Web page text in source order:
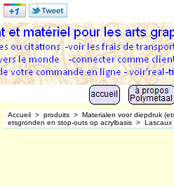
Accueil > produits > Materialen voor diepdruk
etsgronden en stop-outs op acrylbasis > Lascaux